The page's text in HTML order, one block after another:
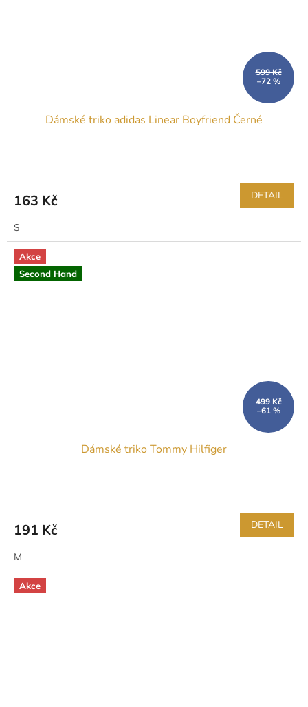
599 Kč
–72 %
Dámské triko adidas Linear Boyfriend Černé
163 Kč DETAIL
S
Akce
Second Hand
499 Kč
–61 %
Dámské triko Tommy Hilfiger
191 Kč DETAIL
M
Akce